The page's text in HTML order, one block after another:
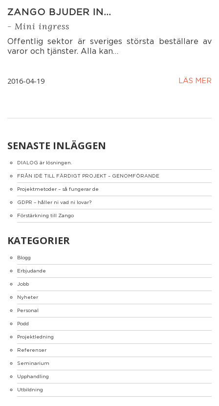
ZANGO BJUDER IN…
- Mini ingress
Offentlig sektor är sveriges största beställare av
varor och tjänster. Alla kan…
2016-04-19 LÄS MER
SENASTE INLÄGGEN
DIALOG är lösningen.
FRÅN IDÈ TILL FÄRDIGT PROJEKT – GENOMFÖRANDE
Projektmetoder – så fungerar de
GDPR – håller ni vad ni lovar?
Förstärkning till Zango
KATEGORIER
Blogg
Erbjudande
Jobb
Nyheter
Personal
Podd
Projektledning
Referenser
Seminarium
Upphandling
Utbildning